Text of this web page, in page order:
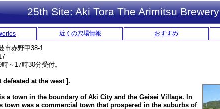
25th Site: Aki Tora The Arimitsu Brewery
近くの穴場情報 おすすめ
市赤野甲38-1
～17時30分受付。
defeated at the west ].
a town in the boundary of Aki City and the Geisei Village. In
town was a commercial town that prospered in the suburbs of